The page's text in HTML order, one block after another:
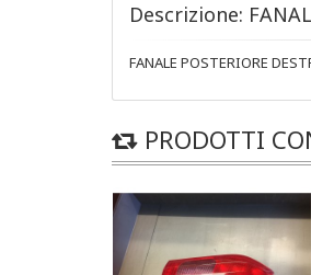
Descrizione:
FANALE POSTERIORE
PRODOTTI